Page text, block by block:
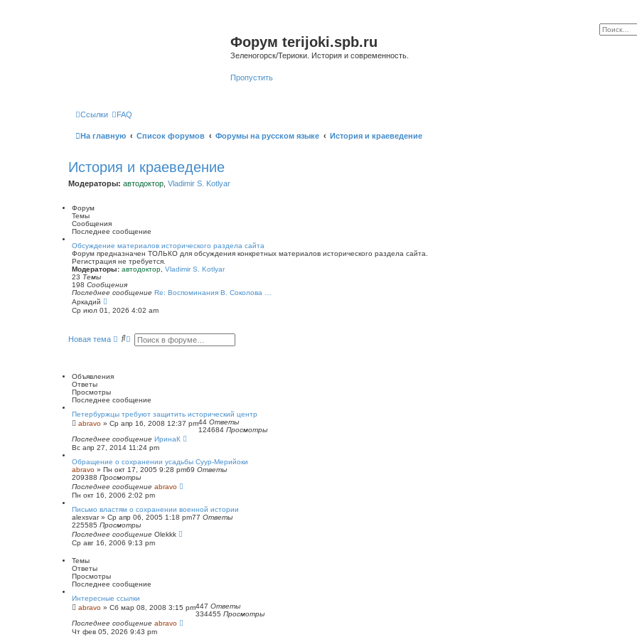
Форум terijoki.spb.ru
Зеленогорск/Териоки. История и современность.
Пропустить
Ссылки FAQ
На главную Список форумов Форумы на русском языке История и краеведение
История и краеведение
Модераторы: автодоктор Vladimir S. Kotlyar
Форум
Темы
Сообщения
Последнее сообщение
Обсуждение материалов исторического раздела сайта
Форум предназначен ТОЛЬКО для обсуждения конкретных материалов исторического раздела сайта.
Регистрация не требуется.
Модераторы: автодоктор Vladimir S. Kotlyar
23 Темы
198 Сообщения
Последнее сообщение Re: Воспоминания В. Соколова …
Аркадий
р
т
с
е
д
е
м
с
о
б
щ
е
н
и
Ср июл 01, 2026 4:02 am
Новая тема
П Р
н
ы
й
о
и
к
Объявления
Ответы
Просмотры
Последнее сообщение
Петербуржцы требуют защитить исторический центр
abravo » Ср апр 16, 2008 12:37 pm44 Ответы
124684 Просмотры
Последнее сообщение ИринаК
Вс апр 27, 2014 11:24 pm
Обращение о сохранении усадьбы Суур-Мерийоки
abravo » Пн окт 17, 2005 9:28 pm69 Ответы
209388 Просмотры
Последнее сообщение abravo
Пн окт 16, 2006 2:02 pm
Письмо властям о сохранении военной истории
alexsvar» Ср апр 06, 2005 1:18 pm77 Ответы
225585 Просмотры
Последнее сообщение Olekkk
Ср авг 16, 2006 9:13 pm
Темы
Ответы
Просмотры
Последнее сообщение
Интересные ссылки
abravo » Сб мар 08, 2008 3:15 pm447 Ответы
334455 Просмотры
Последнее сообщение abravo
Чт фев 05, 2026 9:43 pm